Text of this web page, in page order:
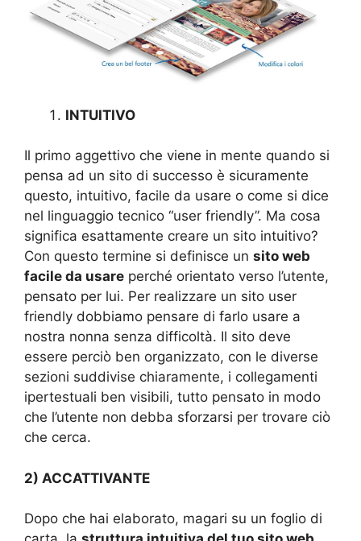
INTUITIVO
Il primo aggettivo che viene in mente quando si
pensa ad un sito di successo è sicuramente
questo, intuitivo, facile da usare o come si dice
nel linguaggio tecnico “user friendly”. Ma cosa
significa esattamente creare un sito intuitivo?
Con questo termine si definisce un sito web
facile da usare perché orientato verso l’utente,
pensato per lui. Per realizzare un sito user
friendly dobbiamo pensare di farlo usare a
nostra nonna senza difficoltà. Il sito deve
essere perciò ben organizzato, con le diverse
sezioni suddivise chiaramente, i collegamenti
ipertestuali ben visibili, tutto pensato in modo
che l’utente non debba sforzarsi per trovare ciò
che cerca.
2) ACCATTIVANTE
Dopo che hai elaborato, magari su un foglio di